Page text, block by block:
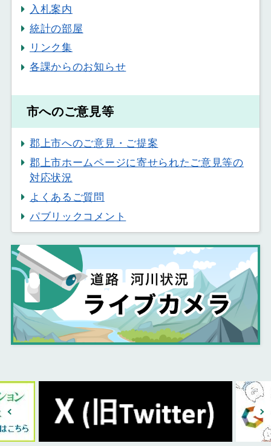
入札案内
統計の部屋
リンク集
各課からのお知らせ
市へのご意見等
郡上市へのご意見・ご提案
郡上市ホームページに寄せられたご意見等の
対応状況
よくあるご質問
パブリックコメント